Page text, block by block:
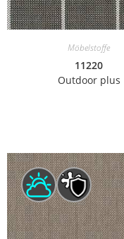
Möbelstoffe
11220
Outdoor plus